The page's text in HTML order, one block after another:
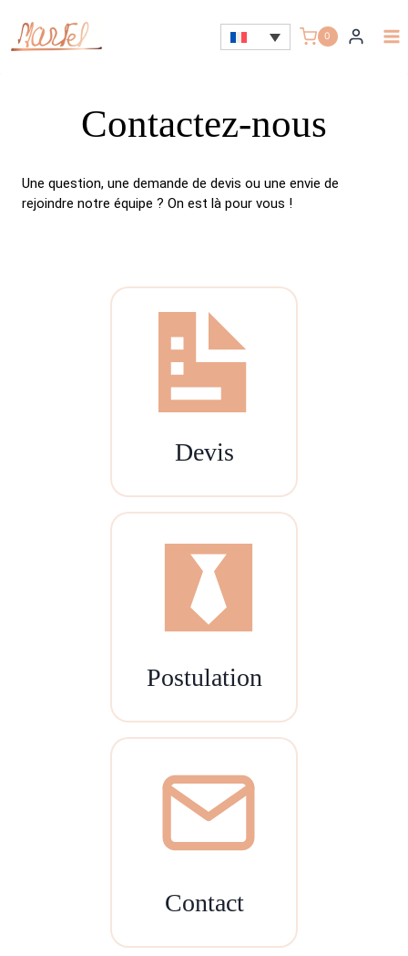
0
Contactez-nous
Une question, une demande de devis ou une envie de
rejoindre notre équipe ? On est là pour vous !
Devis
Postulation
Contact